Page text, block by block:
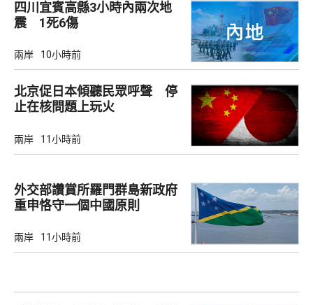
四川宜賓高縣3小時內兩次地
震 1死6傷
兩岸 10小時前
北京促日本傾聽民眾呼聲 停
止在核問題上玩火
兩岸 11小時前
外交部讚賞所羅門群島新政府
重申恪守一個中國原則
兩岸 11小時前